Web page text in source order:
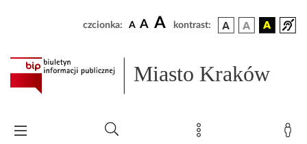
czcionka: A A A kontrast:
Miasto Kraków